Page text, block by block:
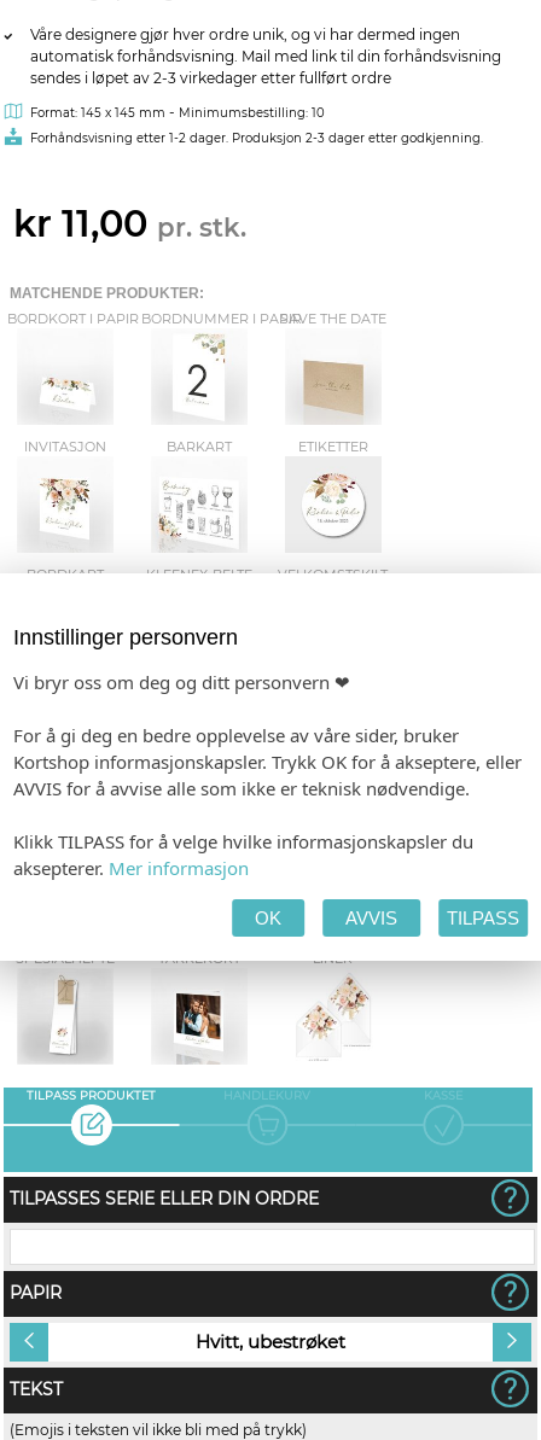
Våre designere gjør hver ordre unik, og vi har dermed ingen
automatisk forhåndsvisning. Mail med link til din forhåndsvisning
sendes i løpet av 2-3 virkedager etter fullført ordre
Format: 145 x 145 mm - Minimumsbestilling: 10
Forhåndsvisning etter 1-2 dager. Produksjon 2-3 dager etter godkjenning.
kr 11,00 pr. stk.
MATCHENDE PRODUKTER:
BORDKORT I PAPIR BORDNUMMER I PAPIRSAVE THE DATE
INVITASJON BARKART ETIKETTER
BORDKART KLEENEX-BELTE VELKOMSTSKILT
KONFETTIKORT
SPESIALHEFTE TAKKEKORT LINER
TILPASS PRODUKTET HANDLEKURV KASSE
TILPASSES SERIE ELLER DIN ORDRE
PAPIR
Hvitt, ubestrøket
TEKST
(Emojis i teksten vil ikke bli med på trykk)
Innstillinger personvern
Vi bryr oss om deg og ditt personvern ❤
For å gi deg en bedre opplevelse av våre sider, bruker
Kortshop informasjonskapsler. Trykk OK for å akseptere, eller
AVVIS for å avvise alle som ikke er teknisk nødvendige.
Klikk TILPASS for å velge hvilke informasjonskapsler du
aksepterer. Mer informasjon
OK AVVIS TILPASS